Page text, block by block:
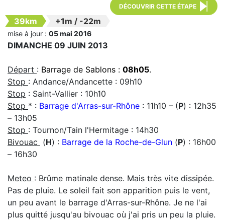
DÉCOUVRIR CETTE ÉTAPE
39km +1m / -22m
mise à jour : 05 mai 2016
DIMANCHE 09 JUIN 2013
Départ : Barrage de Sablons : 08h05.
Stop : Andance/Andancette : 09h10
Stop : Saint-Vallier : 10h10
Stop * : Barrage d'Arras-sur-Rhône : 11h10 – (P) : 12h35
– 13h05
Stop : Tournon/Tain l'Hermitage : 14h30
Bivouac (H) : Barrage de la Roche-de-Glun (P) : 16h00
– 16h30
Meteo : Brûme matinale dense. Mais très vite dissipée.
Pas de pluie. Le soleil fait son apparition puis le vent,
un peu avant le barrage d'Arras-sur-Rhône. Je ne l'ai
plus quitté jusqu'au bivouac où j'ai pris un peu la pluie.